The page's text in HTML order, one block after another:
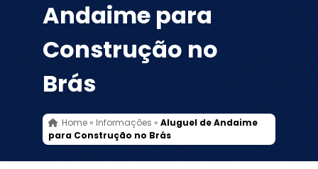
Andaime para
Construção no
Brás
Home» Informações » Aluguel de Andaime
para Construção no Brás